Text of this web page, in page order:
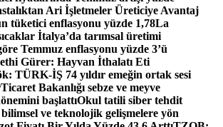
Ari İşletmeler Üreticiye Avantaj
tüketici enflasyonu yüzde 1,78La
İtalya’da tarımsal üretimi
Temmuz enflasyonu yüzde 3’ü
Gürer: Hayvan İthalatı Eti
TÜRK-İŞ 74 yıldır emeğin ortak sesi
Ticaret Bakanlığı sebze ve meyve
başlattıOkul tatili siber tehdit
ve teknolojik gelişmelere yön